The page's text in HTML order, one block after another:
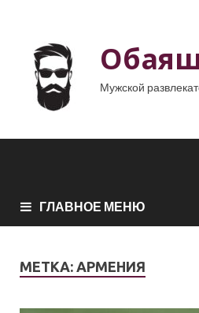
Мужской
ГЛАВНОЕ МЕНЮ
МЕТКА: АРМЕНИЯ